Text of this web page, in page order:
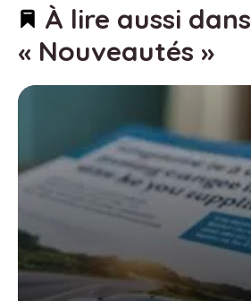
À lire aussi dans
« Nouveautés »